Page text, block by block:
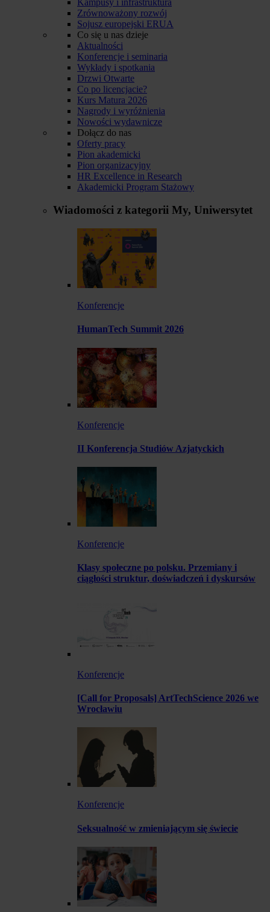
Zrównoważony rozwój
Sojusz europejski ERUA
Co się u nas dzieje
Aktualności
Konferencje i seminaria
Wykłady i spotkania
Drzwi Otwarte
Co po licencjacie?
Kurs Matura 2026
Nagrody i wyróżnienia
Nowości wydawnicze
Dołącz do nas
Oferty pracy
Pion akademicki
Pion organizacyjny
HR Excellence in Research
Akademicki Program Stażowy
Wiadomości z kategorii My, Uniwersytet
Konferencje
HumanTech Summit 2026
Konferencje
II Konferencja Studiów Azjatyckich
Konferencje
Klasy społeczne po polsku. Przemiany i
ciągłości struktur, doświadczeń i dyskursów
Konferencje
[Call for Proposals] ArtTechScience 2026 we
Wrocławiu
Konferencje
Seksualność w zmieniającym się świecie